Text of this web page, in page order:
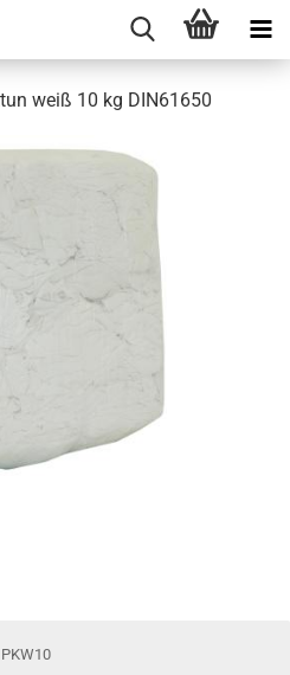
weiß 10 kg DIN61650
PKW10